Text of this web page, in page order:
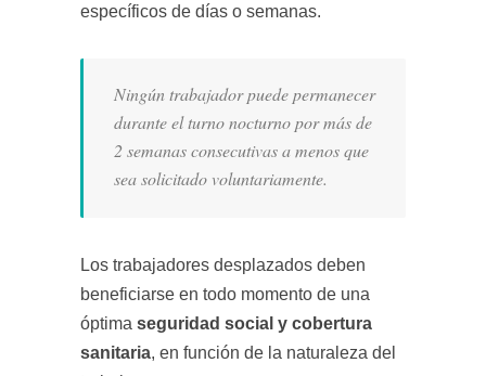
específicos de días o semanas.
Ningún trabajador puede permanecer
durante el turno nocturno por más de
2 semanas consecutivas a menos que
sea solicitado voluntariamente.
Los trabajadores desplazados deben
beneficiarse en todo momento de una
óptima seguridad social y cobertura
sanitaria, en función de la naturaleza del